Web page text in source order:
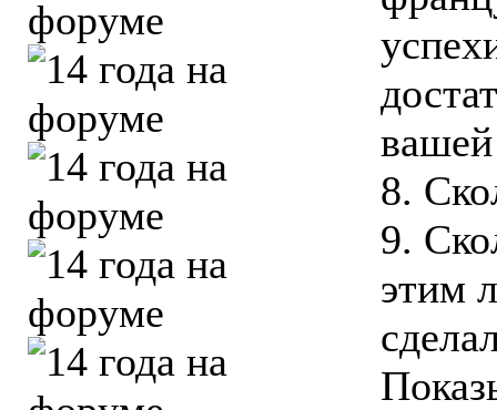
вашей
8.
9.
этим